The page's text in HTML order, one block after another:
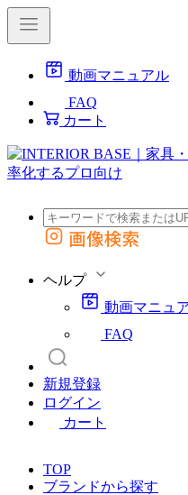
動画マニュアル
FAQ
カート
外部サイトの商品をカートに
画像検索
ヘルプ
動画マニュ
FAQ
新規登録
ログイン
カート
TOP
ブランドから探す